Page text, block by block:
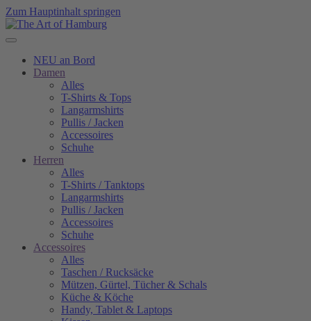
Zum Hauptinhalt springen
NEU an Bord
Damen
Alles
T-Shirts & Tops
Langarmshirts
Pullis / Jacken
Accessoires
Schuhe
Herren
Alles
T-Shirts / Tanktops
Langarmshirts
Pullis / Jacken
Accessoires
Schuhe
Accessoires
Alles
Taschen / Rucksäcke
Mützen, Gürtel, Tücher & Schals
Küche & Köche
Handy, Tablet & Laptops